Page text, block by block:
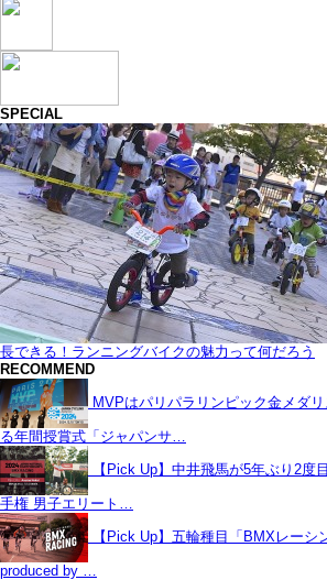
SPECIAL
長できる！ランニングバイクの魅力って何だろう
RECOMMEND
MVPはパリパラリンピック金メダ
る年間授賞式「ジャパンサ…
【Pick Up】中井飛馬が5年ぶり2度
手権 男子エリート…
【Pick Up】五輪種目「BMXレーシ
produced by …